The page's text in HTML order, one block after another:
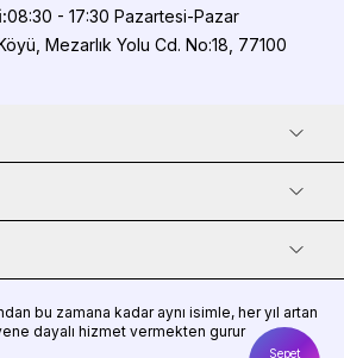
Sepet
:08:30 - 17:30 Pazartesi-Pazar
Mezarlık Yolu Cd. No:18, 77100
bu zamana kadar aynı isimle, her yıl artan
dayalı hizmet vermekten gurur